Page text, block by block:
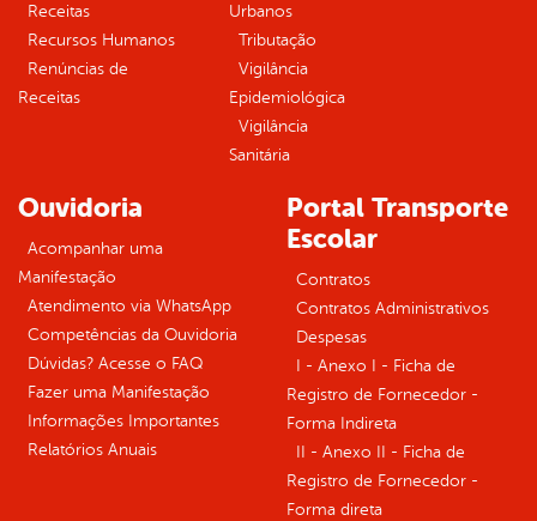
Receitas
Recursos Humanos
Renúncias de
Receitas
Urbanos
Tributação
Vigilância
Epidemiológica
Vigilância
Sanitária
Ouvidoria
Acompanhar uma
Manifestação
Atendimento via WhatsApp
Competências da Ouvidoria
Dúvidas? Acesse o FAQ
Fazer uma Manifestação
Informações Importantes
Relatórios Anuais
Portal Transporte
Escolar
Contratos
Contratos Administrativos
Despesas
I - Anexo I - Ficha de
Registro de Fornecedor -
Forma Indireta
II - Anexo II - Ficha de
Registro de Fornecedor -
Forma direta